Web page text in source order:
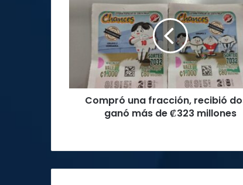
fracción,
de
₡323Compró una fracción, recibió
ganó más de ₡323 millones